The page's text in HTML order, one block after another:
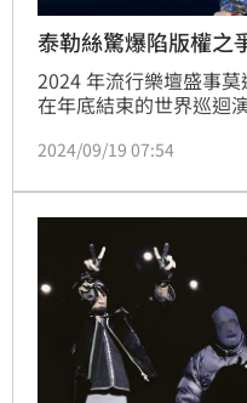
泰勒絲驚爆陷版權之
2024 年流行樂壇盛事
在年底結束的世界巡迴
膾炙人口歌曲的她曾在
2024/09/19 07:54